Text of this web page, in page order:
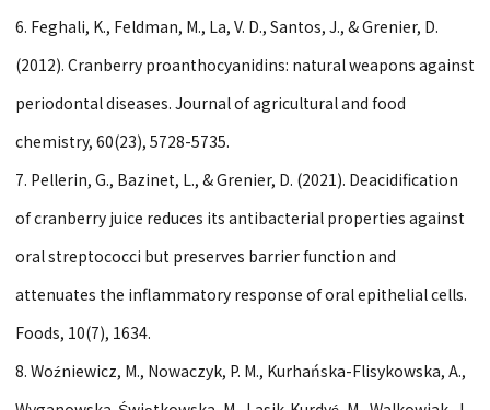
6. Feghali, K., Feldman, M., La, V. D., Santos, J., & Grenier, D.
(2012). Cranberry proanthocyanidins: natural weapons against
periodontal diseases. Journal of agricultural and food
chemistry, 60(23), 5728-5735.
7. Pellerin, G., Bazinet, L., & Grenier, D. (2021). Deacidification
of cranberry juice reduces its antibacterial properties against
oral streptococci but preserves barrier function and
attenuates the inflammatory response of oral epithelial cells.
Foods, 10(7), 1634.
8. Woźniewicz, M., Nowaczyk, P. M., Kurhańska-Flisykowska, A.,